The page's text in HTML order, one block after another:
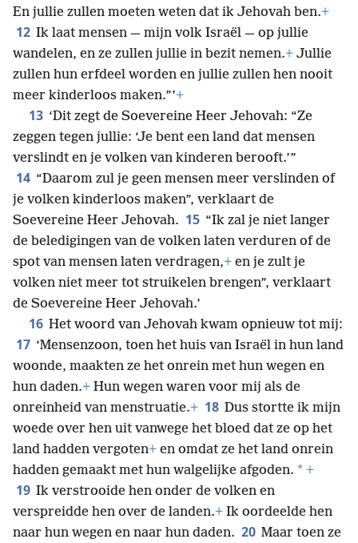
En jullie zullen moeten weten dat ik Jehovah ben.+
12 Ik laat mensen — mijn volk Israël — op jullie
wandelen, en ze zullen jullie in bezit nemen.+ Jullie
zullen hun erfdeel worden en jullie zullen hen nooit
meer kinderloos maken.”’+
13 ‘Dit zegt de Soevereine Heer Jehovah: “Ze
zeggen tegen jullie: ‘Je bent een land dat mensen
verslindt en je volken van kinderen berooft.’”
14 “Daarom zul je geen mensen meer verslinden of
je volken kinderloos maken”, verklaart de
Soevereine Heer Jehovah. 15 “Ik zal je niet langer
de beledigingen van de volken laten verduren of de
spot van mensen laten verdragen,+ en je zult je
volken niet meer tot struikelen brengen”, verklaart
de Soevereine Heer Jehovah.’
16 Het woord van Jehovah kwam opnieuw tot mij:
17 ‘Mensenzoon, toen het huis van Israël in hun land
woonde, maakten ze het onrein met hun wegen en
hun daden.+ Hun wegen waren voor mij als de
onreinheid van menstruatie.+ 18 Dus stortte ik mijn
woede over hen uit vanwege het bloed dat ze op het
land hadden vergoten+ en omdat ze het land onrein
hadden gemaakt met hun walgelijke afgoden. * +
19 Ik verstrooide hen onder de volken en
verspreidde hen over de landen.+ Ik oordeelde hen
naar hun wegen en naar hun daden. 20 Maar toen ze